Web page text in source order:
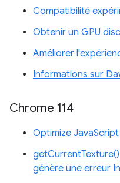
Compatibilité
Obtenir un GPU
Améliorer
Informations sur
Chrome 114
Optimize JavaScript
génère une erreur